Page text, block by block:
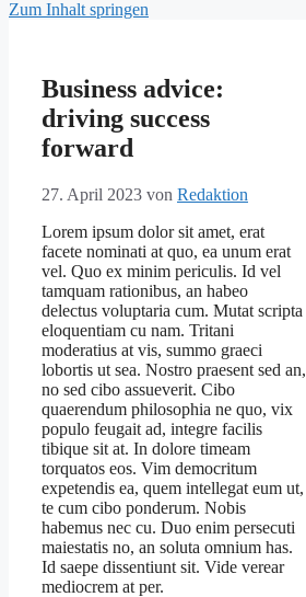
Zum Inhalt springen
Business advice:
driving success
forward
27. April 2023 von Redaktion
Lorem ipsum dolor sit amet, erat
facete nominati at quo, ea unum erat
vel. Quo ex minim periculis. Id vel
tamquam rationibus, an habeo
delectus voluptaria cum. Mutat scripta
eloquentiam cu nam. Tritani
moderatius at vis, summo graeci
lobortis ut sea. Nostro praesent sed an,
no sed cibo assueverit. Cibo
quaerendum philosophia ne quo, vix
populo feugait ad, integre facilis
tibique sit at. In dolore timeam
torquatos eos. Vim democritum
expetendis ea, quem intellegat eum ut,
te cum cibo ponderum. Nobis
habemus nec cu. Duo enim persecuti
maiestatis no, an soluta omnium has.
Id saepe dissentiunt sit. Vide verear
mediocrem at per.